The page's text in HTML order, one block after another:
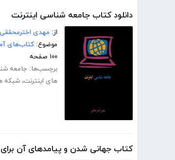
دانلود کتاب جامعه شناسی اینترنت
از: مهدی اخترمحققی
موضوع: کتاب‌های
۱۰۰ صفحه
برچسب‌ها: جامعه
های اینترنت، شبکه
کتاب جهانی شدن و پیامدهای آن برای